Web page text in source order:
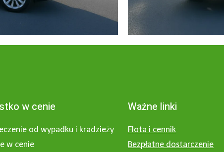
w cenie
od wypadku i kradzieży
w cenie
Ważne linki
Flota i cennik
Bezpłatne dostarczenie